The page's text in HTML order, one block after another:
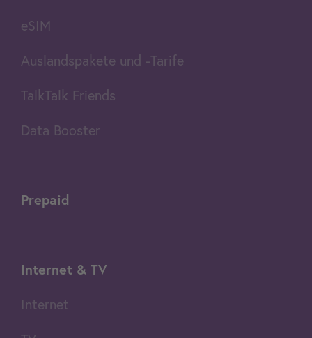
eSIM
Auslandspakete und -Tarife
TalkTalk Friends
Data Booster
Prepaid
Internet & TV
Internet